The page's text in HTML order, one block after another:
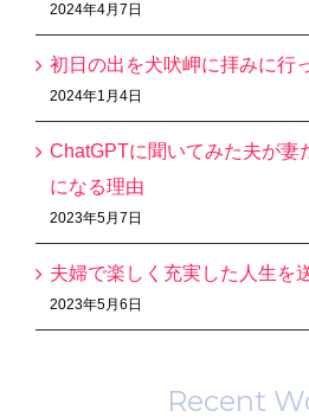
2024年4月7日
初日の出を犬吠岬に拝みに行
2024年1月4日
ChatGPTに聞いてみた夫が妻
になる理由
2023年5月7日
夫婦で楽しく充実した人生を
2023年5月6日
Recent